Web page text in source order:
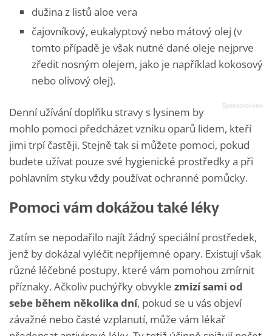
dužina z listů aloe vera
čajovníkový, eukalyptový nebo mátový olej (v
tomto případě je však nutné dané oleje nejprve
zředit nosným olejem, jako je například kokosový
nebo olivový olej).
Denní užívání doplňku stravy s lysinem by
mohlo pomoci předcházet vzniku oparů lidem, kteří
jimi trpí častěji. Stejně tak si můžete pomoci, pokud
budete užívat pouze své hygienické prostředky a při
pohlavním styku vždy používat ochranné pomůcky.
Pomoci vám dokážou také léky
Zatím se nepodařilo najít žádný speciální prostředek,
jenž by dokázal vyléčit nepříjemné opary. Existují však
různé léčebné postupy, které vám pomohou zmírnit
příznaky. Ačkoliv puchýřky obvykle zmizí sami od
sebe během několika dní, pokud se u vás objeví
závažné nebo časté vzplanutí, může vám lékař